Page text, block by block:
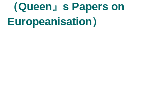
（Queen』s Papers on
Europeanisation）